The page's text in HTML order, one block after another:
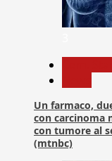
Un farmaco,
con carcinoma
con tumore al
(mtnbc)